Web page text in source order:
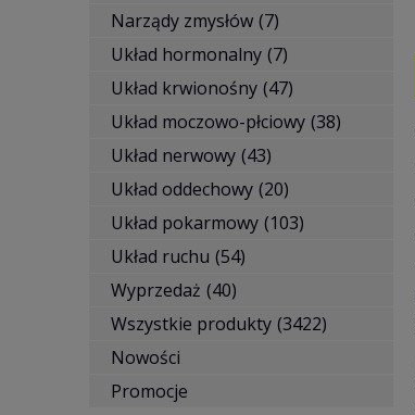
Narządy zmysłów (7)
Układ hormonalny (7)
Układ krwionośny (47)
Układ moczowo-płciowy (38)
Układ nerwowy (43)
Układ oddechowy (20)
Układ pokarmowy (103)
Układ ruchu (54)
Wyprzedaż (40)
Wszystkie produkty (3422)
Nowości
Promocje